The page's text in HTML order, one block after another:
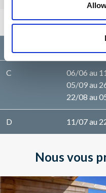
Tarifs 2026par
C
06/06 au
05/09 au
22/08 au
D 11/07 au
Nous vous